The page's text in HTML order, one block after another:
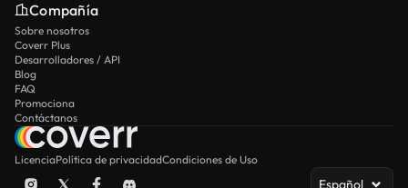
Compañía
Sobre nosotros
Coverr Plus
Desarrolladores / API
Blog
FAQ
Promociona
Contáctanos
LicenciaPolítica de privacidadCondiciones de Uso
Español